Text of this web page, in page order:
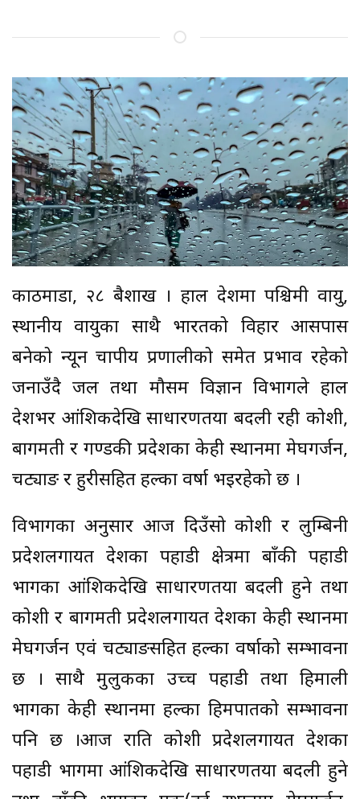
काठमाडौं, २८ बैशाख । हाल देशमा पश्चिमी वायु,
स्थानीय वायुका साथै भारतको विहार आसपास
बनेको न्यून चापीय प्रणालीको समेत प्रभाव रहेको
जनाउँदै जल तथा मौसम विज्ञान विभागले हाल
देशभर आंशिकदेखि साधारणतया बदली रही कोशी,
बागमती र गण्डकी प्रदेशका केही स्थानमा मेघगर्जन,
चट्याङ र हुरीसहित हल्का वर्षा भइरहेको छ ।
विभागका अनुसार आज दिउँसो कोशी र लुम्बिनी
प्रदेशलगायत देशका पहाडी क्षेत्रमा बाँकी पहाडी
भागका आंशिकदेखि साधारणतया बदली हुने तथा
कोशी र बागमती प्रदेशलगायत देशका केही स्थानमा
मेघगर्जन एवं चट्याङसहित हल्का वर्षाको सम्भावना
छ । साथै मुलुकका उच्च पहाडी तथा हिमाली
भागका केही स्थानमा हल्का हिमपातको सम्भावना
पनि छ ।आज राति कोशी प्रदेशलगायत देशका
पहाडी भागमा आंशिकदेखि साधारणतया बदली हुने